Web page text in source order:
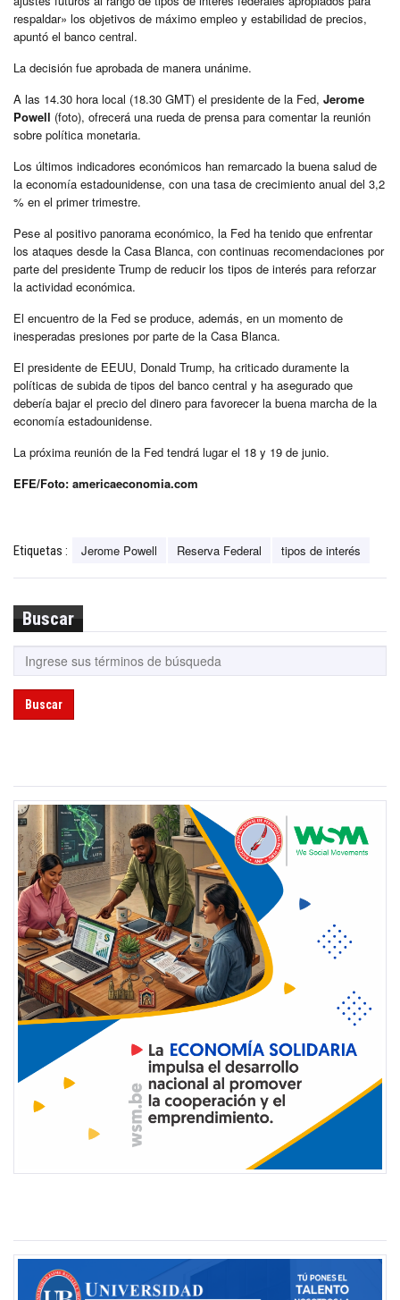
respaldar» los objetivos de máximo empleo y estabilidad de precios,
apuntó el banco central.
La decisión fue aprobada de manera unánime.
A las 14.30 hora local (18.30 GMT) el presidente de la Fed, Jerome
Powell (foto), ofrecerá una rueda de prensa para comentar la reunión
sobre política monetaria.
Los últimos indicadores económicos han remarcado la buena salud de
la economía estadounidense, con una tasa de crecimiento anual del 3,2
% en el primer trimestre.
Pese al positivo panorama económico, la Fed ha tenido que enfrentar
los ataques desde la Casa Blanca, con continuas recomendaciones por
parte del presidente Trump de reducir los tipos de interés para reforzar
la actividad económica.
El encuentro de la Fed se produce, además, en un momento de
inesperadas presiones por parte de la Casa Blanca.
El presidente de EEUU, Donald Trump, ha criticado duramente la
políticas de subida de tipos del banco central y ha asegurado que
debería bajar el precio del dinero para favorecer la buena marcha de la
economía estadounidense.
La próxima reunión de la Fed tendrá lugar el 18 y 19 de junio.
EFE/Foto: americaeconomia.com
Etiquetas : Jerome Powell Reserva Federal tipos de interés
Buscar
Buscar